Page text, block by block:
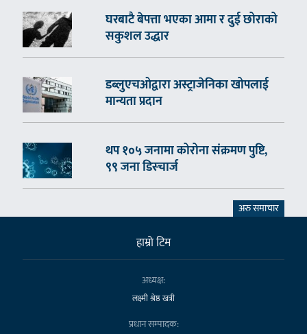
घरबाटै बेपत्ता भएका आमा र दुई छोराको
सकुशल उद्धार
डब्लुएचओद्वारा अस्ट्राजेनिका खोपलाई
मान्यता प्रदान
थप १०५ जनामा कोरोना संक्रमण पुष्टि,
९९ जना डिस्चार्ज
अरु समाचार
हाम्राे टिम
अध्यक्ष:
लक्ष्मी श्रेष्ठ खत्री
प्रधान सम्पादक: